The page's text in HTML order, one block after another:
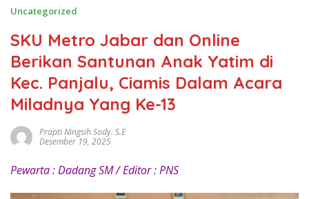
Uncategorized
SKU Metro Jabar dan Online
Berikan Santunan Anak Yatim di
Kec. Panjalu, Ciamis Dalam Acara
Miladnya Yang Ke-13
Prapti Ningsih Sody. S.E
Desember 19, 2025
Pewarta : Dadang SM / Editor : PNS